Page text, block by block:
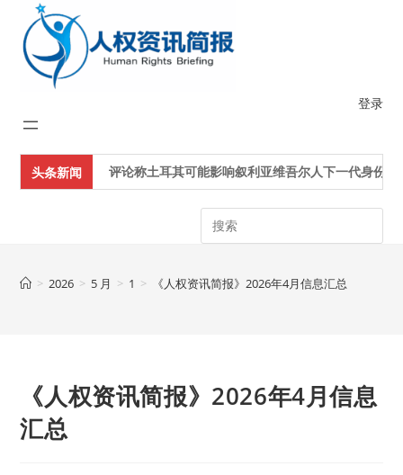
content
登录
头条新闻评论称土耳其可能影响叙利亚维吾尔人下一代身份认同
Search
> 2026 > 5 月 > 1 > 《人权资讯简报》2026年4月信息汇总
《人权资讯简报》2026年4月信息
汇总